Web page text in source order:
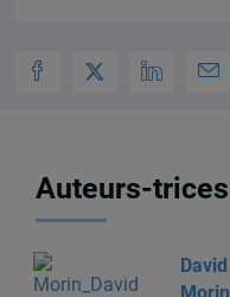
Auteurs-trices
David